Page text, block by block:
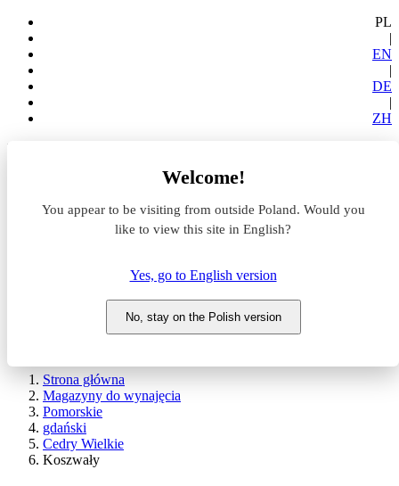
PL
|
EN
|
DE
|
ZH
Welcome!
You appear to be visiting from outside Poland. Would you
like to view this site in English?
Yes, go to English version
No, stay on the Polish version
Lokalizacja
Strona główna
Magazyny do wynajęcia
Pomorskie
gdański
Cedry Wielkie
Koszwały